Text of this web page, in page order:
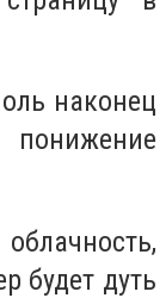
наконец
будет дуть